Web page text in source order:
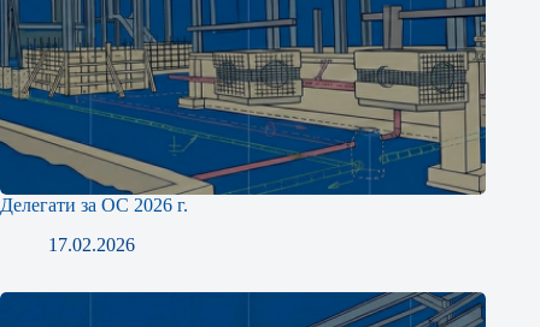
Делегати за ОС 2026 г.
17.02.2026